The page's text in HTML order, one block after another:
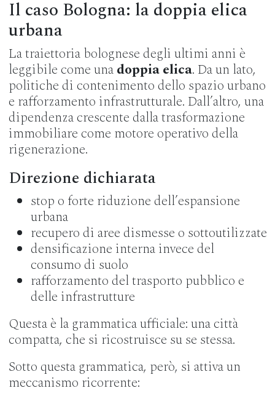
Il caso Bologna: la doppia elica
urbana
La traiettoria bolognese degli ultimi anni è
leggibile come unadoppia elica. Da un lato,
politiche di contenimento dello spazio urbano
e rafforzamento infrastrutturale. Dall’altro, una
dipendenza crescente dalla trasformazione
immobiliare come motore operativo della
rigenerazione.
Direzione dichiarata
stop o forte riduzione dell’espansione
urbana
recupero di aree dismesse o sottoutilizzate
densificazione interna invece del
consumo di suolo
rafforzamento del trasporto pubblico e
delle infrastrutture
Questa è la grammatica ufficiale: una città
compatta, che si ricostruisce su se stessa.
Sotto questa grammatica, però, si attiva un
meccanismo ricorrente: